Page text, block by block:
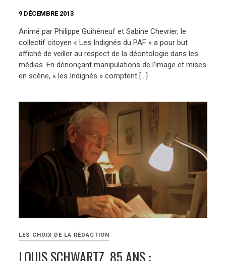
9 DÉCEMBRE 2013
Animé par Philippe Guihéneuf et Sabine Chevrier, le
collectif citoyen « Les Indignés du PAF » a pour but
affiché de veiller au respect de la déontologie dans les
médias. En dénonçant manipulations de l’image et mises
en scène, « les Indignés » comptent […]
LES CHOIX DE LA RÉDACTION
LOUIS SCHWARTZ, 85 ANS :